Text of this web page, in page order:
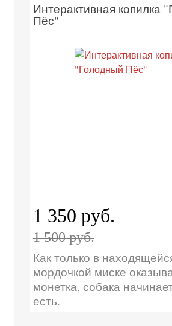
Интерактивная копилка
Пёс"
1 350 руб.
1 500 руб.
Как только в
мордочкой миске
монетка, собака
есть.